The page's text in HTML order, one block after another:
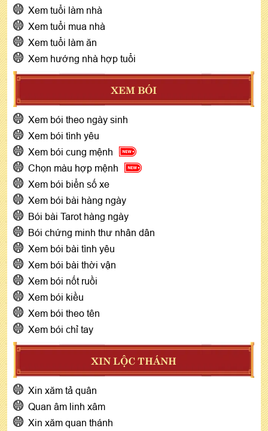
Xem tuổi làm nhà
Xem tuổi mua nhà
Xem tuổi làm ăn
Xem hướng nhà hợp tuổi
XEM BÓI
Xem bói theo ngày sinh
Xem bói tình yêu
Xem bói cung mệnh
Chọn màu hợp mệnh
Xem bói biển số xe
Xem bói bài hàng ngày
Bói bài Tarot hàng ngày
Bói chứng minh thư nhân dân
Xem bói bài tình yêu
Xem bói bài thời vận
Xem bói nốt ruồi
Xem bói kiều
Xem bói theo tên
Xem bói chỉ tay
XIN LỘC THÁNH
Xin xăm tả quân
Quan âm linh xâm
Xin xăm quan thánh